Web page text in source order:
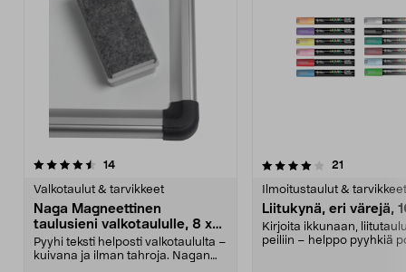
14arvostelut
Valkotaulut & tarvikkeet
Naga Magneettinen
taulusieni valkotaululle, 8 x
3,2 cm
Pyyhi teksti helposti valkotaululta –
kuivana ja ilman tahroja. Nagan
4.0 viidestä
21
Ilmoitustaulut & tarvikkeet
Liitukynä, eri värejä,
Kirjoita ikkunaan,
peiliin – helppo pyyhkiä
4.0 viidestä